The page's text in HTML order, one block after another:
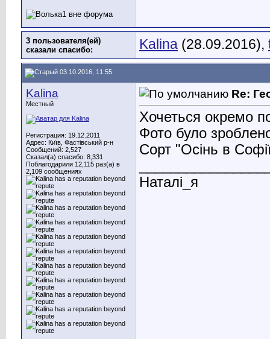
3 пользователя(ей)
сказали cпасибо:
Kalina (28.09.2016),
03.10.2016, 11:55
Kalina
Местный
Регистрация: 19.12.2011
Адрес: Київ, Фастівський р-н
Сообщений: 2,527
Сказал(а) спасибо: 8,331
Поблагодарили 12,115 раз(а) в
2,109 сообщениях
Re:
Хочеться окремо
Фото було
Сорт "Осінь в
Наталі_я